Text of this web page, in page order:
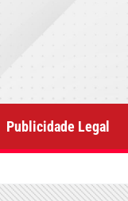
Publicidade Legal